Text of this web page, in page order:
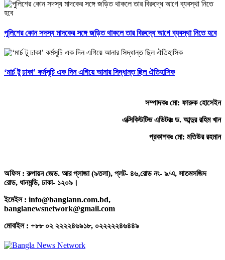
পুলিশের কোন সদস্য মাদকের সঙ্গে জড়িত থাকলে তার বিরুদ্ধে আগে ব্যবস্থা নিতে হবে
‘মার্চ টু ঢাকা’ কর্মসূচি এক দিন এগিয়ে আনার সিদ্ধান্ত ছিল ঐতিহাসিক
সম্পাদকঃ মো: ফারুক হোসেইন
এক্সিকিউটিভ এডিটরঃ ড. আব্দুর রহিম খান
প্রকাশকঃ মো: মতিউর রহমান
অফিস : রুপায়ন জেড. আর প্লাজা (৯তলা), প্লট- ৪৬,রোড নং- ৯/এ, সাতমসজিদ
রোড, ধানমন্ডি, ঢাকা- ১২০৯।
ইমেইল : info@banglann.com.bd,
banglanewsnetwork@gmail.com
মোবাইল : +৮৮ ০২ ২২২২৪৬৯১৮, ০২২২২২৪৬৪৪৯